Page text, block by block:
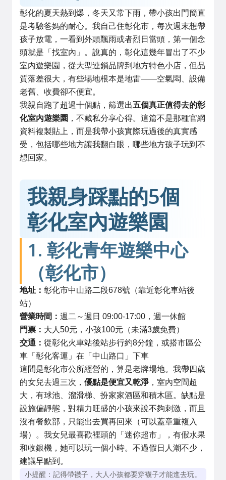
彰化的夏天熱到爆，冬天又常下雨，帶小孩出門簡直
是考驗爸媽的耐心。我自己住彰化市，每次週末想帶
孩子放電，一看到外頭飄雨或者烈日當頭，第一個念
頭就是「找室內」。說真的，彰化這幾年冒出了不少
室內遊樂園，從大型連鎖品牌到地方特色小店，但品
質落差很大，有些場地根本是地雷——空氣悶、設備
老舊、收費卻不便宜。
我親自跑了超過十個點，篩選出五個真正值得去的彰
化室內遊樂園 ，不藏私分享心得。這篇不是那種官網
資料複製貼上，而是我帶小孩實際玩過後的真實感
受，包括哪些地方讓我翻白眼，哪些地方孩子玩到不
想回家。
我親身踩點的5個
彰化室內遊樂園
1. 彰化青年遊樂中心
（彰化市）
地址： 彰化市中山路二段678號（靠近彰化車站後
站）
營業時間： 週二～週日 09:00-17:00，週一休館
門票： 大人50元，小孩100元（未滿3歲免費）
交通： 從彰化火車站後站步行約8分鐘，或搭市區公
車「彰化客運」在「中山路口」下車
這間是彰化市公所經營的，算是老牌場地。我帶四歲
的女兒去過三次， 優點是便宜又乾淨，室內空間超
大，有球池、溜滑梯、扮家家酒區和積木區。缺點是
設施偏靜態，對精力旺盛的小孩來說不夠刺激，而且
沒有餐飲部，只能出去買再回來（可以蓋章重複入
場）。我女兒最喜歡裡頭的「迷你超市」，有假水果
和收銀機，她可以玩一個小時。不過假日人潮不少，
建議早點到。
小提醒：記得帶襪子，大人小孩都要穿襪子才能進去玩。